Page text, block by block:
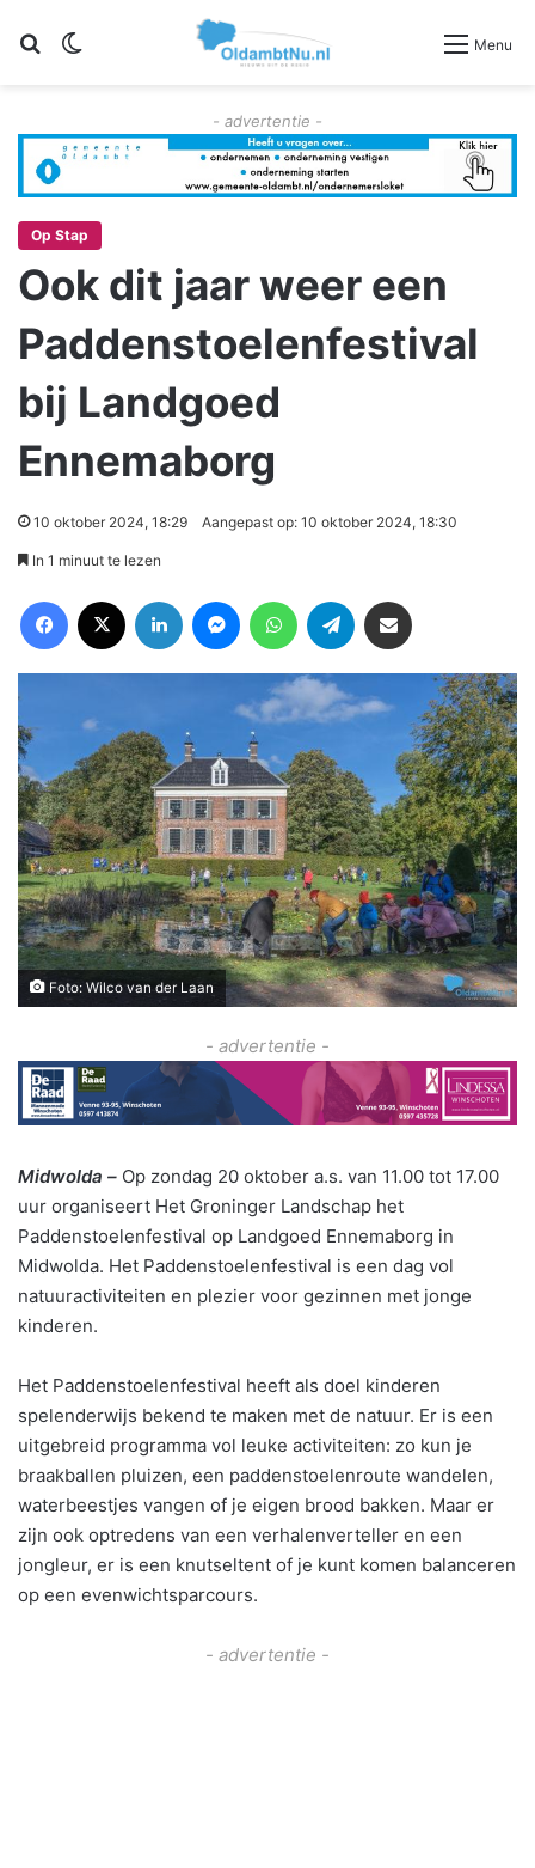
Zoeken Menu
- advertentie -
Op Stap
Ook dit jaar weer een
Paddenstoelenfestival
bij Landgoed
Ennemaborg
10 oktober 2024, 18:29 Aangepast op: 10 oktober 2024, 18:30
In 1 minuut te lezen
Foto: Wilco van der Laan
- advertentie -
Midwolda – Op zondag 20 oktober a.s. van 11.00 tot 17.00
uur organiseert Het Groninger Landschap het
Paddenstoelenfestival op Landgoed Ennemaborg in
Midwolda. Het Paddenstoelenfestival is een dag vol
natuuractiviteiten en plezier voor gezinnen met jonge
kinderen.
Het Paddenstoelenfestival heeft als doel kinderen
spelenderwijs bekend te maken met de natuur. Er is een
uitgebreid programma vol leuke activiteiten: zo kun je
braakballen pluizen, een paddenstoelenroute wandelen,
waterbeestjes vangen of je eigen brood bakken. Maar er
zijn ook optredens van een verhalenverteller en een
jongleur, er is een knutseltent of je kunt komen balanceren
op een evenwichtsparcours.
- advertentie -